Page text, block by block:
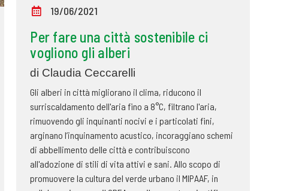
19/06/2021
Per fare una città sostenibile ci
vogliono gli alberi
di Claudia Ceccarelli
Gli alberi in città migliorano il clima, riducono il
surriscaldamento dell'aria fino a 8°C, filtrano l'aria,
rimuovendo gli inquinanti nocivi e i particolati fini,
arginano l’inquinamento acustico, incoraggiano schemi
di abbellimento delle città e contribuiscono
all'adozione di stili di vita attivi e sani. Allo scopo di
promuovere la cultura del verde urbano il MIPAAF, in